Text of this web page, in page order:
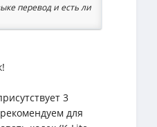
перевод и есть ли
3
для